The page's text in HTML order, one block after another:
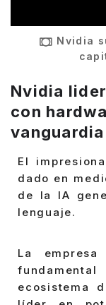
Nvidia
Nvidia
con
vanguardia
El
dado en
de la IA
lenguaje.
La
ecosistema